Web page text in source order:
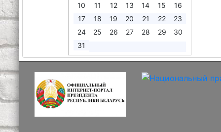
10
11 12 13 14 15
16
17
18 19 20 21 22
23
24
25 26 27 28 29
30
31